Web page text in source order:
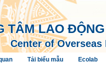
TÂM LAO
Center of Overseas
Tải biểu mẫu Ecolab